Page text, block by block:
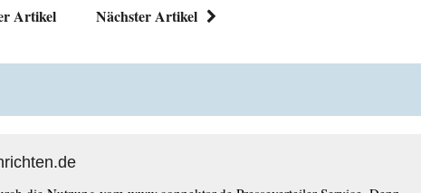
Artikel Nächster Artikel